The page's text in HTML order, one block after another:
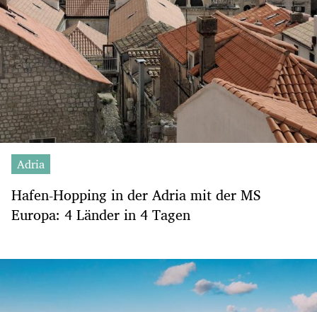
Adria
Hafen-Hopping in der Adria mit der MS
Europa: 4 Länder in 4 Tagen